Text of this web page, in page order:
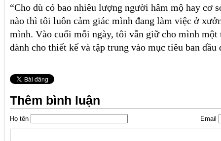
“Cho dù có bao nhiêu lượng người hâm mộ hay cơ
nào thì tôi luôn cảm giác mình đang làm việc ở
mình. Vào cuối mỗi ngày, tôi vẫn giữ cho mình một
dành cho thiết kế và tập trung vào mục tiêu ban đầu
Thêm bình luận
Họ tên Email